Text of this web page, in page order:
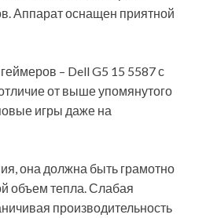
Аппарат оснащен приятной
– Dell G5 15 5587 с
от выше упомянутого
игры даже на
она должна быть грамотно
объем тепла. Слабая
производительность